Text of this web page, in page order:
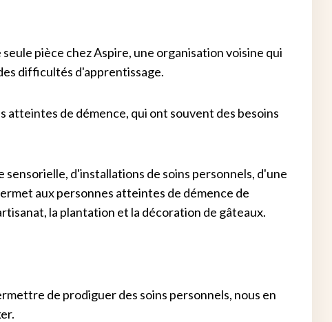
pièce chez Aspire, une organisation voisine qui
difficultés d'apprentissage.
atteintes de démence, qui ont souvent des besoins
d'installations de soins personnels, d'une
aux personnes atteintes de démence de
la plantation et la décoration de gâteaux.
de prodiguer des soins personnels, nous en